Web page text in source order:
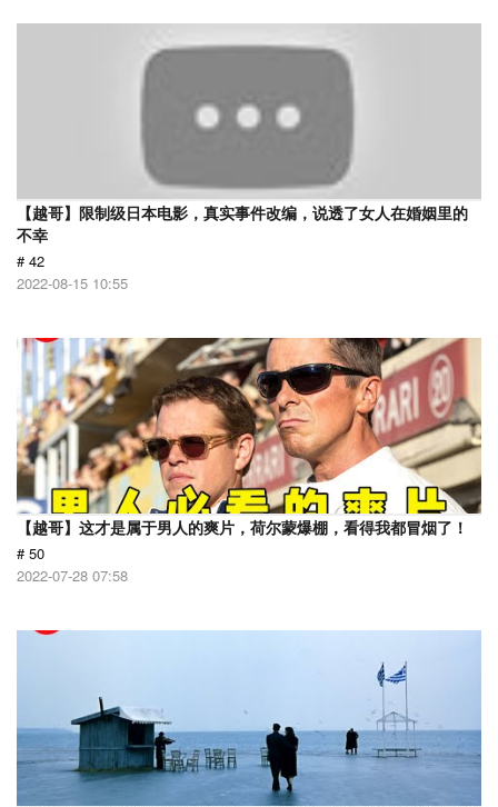
【越哥】限制级日本电影，真实事件改编，说透了女人在婚姻里的
不幸
# 42
2022-08-15 10:55
【越哥】这才是属于男人的爽片，荷尔蒙爆棚，看得我都冒烟了！
# 50
2022-07-28 07:58